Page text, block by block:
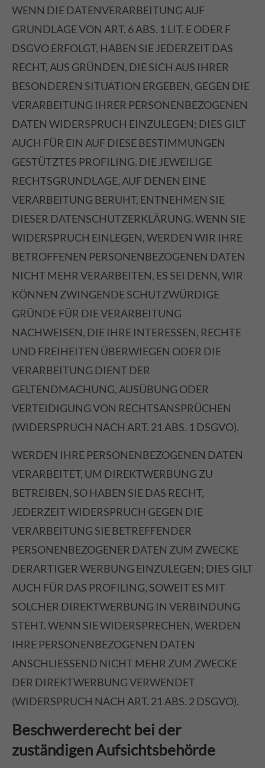
WENN DIE DATENVERARBEITUNG AUF
GRUNDLAGE VON ART. 6 ABS. 1 LIT. E ODER F
DSGVO ERFOLGT, HABEN SIE JEDERZEIT DAS
RECHT, AUS GRÜNDEN, DIE SICH AUS IHRER
BESONDEREN SITUATION ERGEBEN, GEGEN DIE
VERARBEITUNG IHRER PERSONENBEZOGENEN
DATEN WIDERSPRUCH EINZULEGEN; DIES GILT
AUCH FÜR EIN AUF DIESE BESTIMMUNGEN
GESTÜTZTES PROFILING. DIE JEWEILIGE
RECHTSGRUNDLAGE, AUF DENEN EINE
VERARBEITUNG BERUHT, ENTNEHMEN SIE
DIESER DATENSCHUTZERKLÄRUNG. WENN SIE
WIDERSPRUCH EINLEGEN, WERDEN WIR IHRE
BETROFFENEN PERSONENBEZOGENEN DATEN
NICHT MEHR VERARBEITEN, ES SEI DENN, WIR
KÖNNEN ZWINGENDE SCHUTZWÜRDIGE
GRÜNDE FÜR DIE VERARBEITUNG
NACHWEISEN, DIE IHRE INTERESSEN, RECHTE
UND FREIHEITEN ÜBERWIEGEN ODER DIE
VERARBEITUNG DIENT DER
GELTENDMACHUNG, AUSÜBUNG ODER
VERTEIDIGUNG VON RECHTSANSPRÜCHEN
(WIDERSPRUCH NACH ART. 21 ABS. 1 DSGVO).
WERDEN IHRE PERSONENBEZOGENEN DATEN
VERARBEITET, UM DIREKTWERBUNG ZU
BETREIBEN, SO HABEN SIE DAS RECHT,
JEDERZEIT WIDERSPRUCH GEGEN DIE
VERARBEITUNG SIE BETREFFENDER
PERSONENBEZOGENER DATEN ZUM ZWECKE
DERARTIGER WERBUNG EINZULEGEN; DIES GILT
AUCH FÜR DAS PROFILING, SOWEIT ES MIT
SOLCHER DIREKTWERBUNG IN VERBINDUNG
STEHT. WENN SIE WIDERSPRECHEN, WERDEN
IHRE PERSONENBEZOGENEN DATEN
ANSCHLIESSEND NICHT MEHR ZUM ZWECKE
DER DIREKTWERBUNG VERWENDET
(WIDERSPRUCH NACH ART. 21 ABS. 2 DSGVO).
Beschwerde­recht bei der
zuständigen Aufsichts­behörde